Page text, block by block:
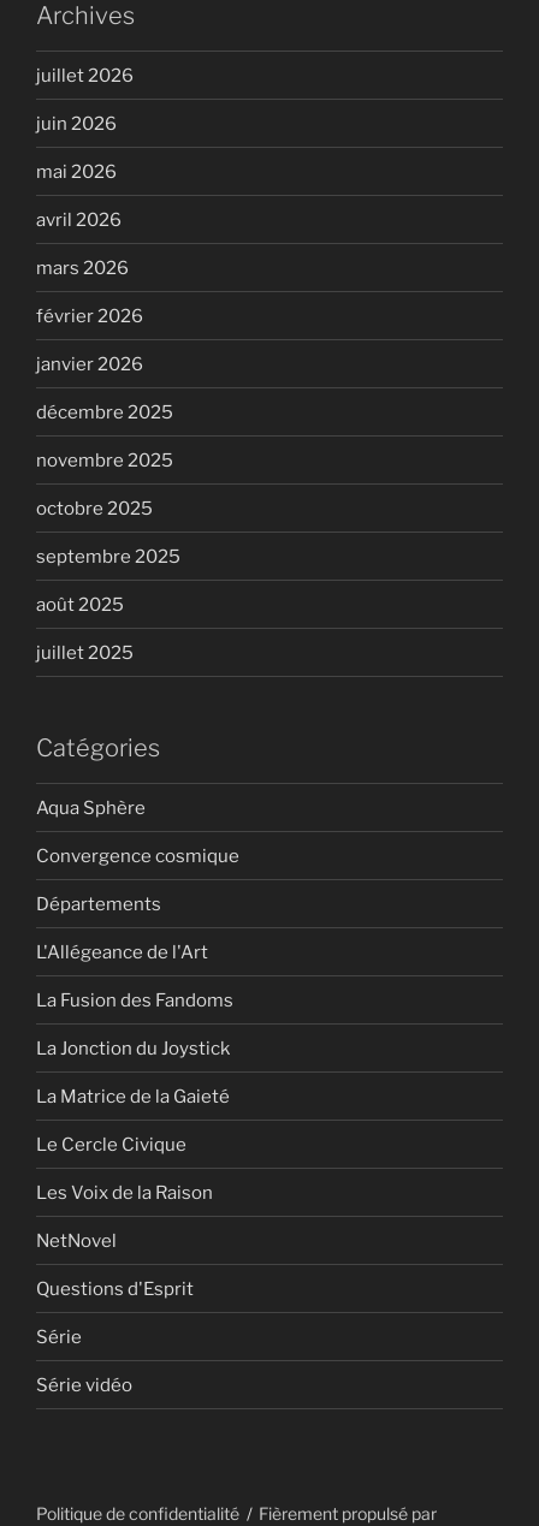
Archives
juillet 2026
juin 2026
mai 2026
avril 2026
mars 2026
février 2026
janvier 2026
décembre 2025
novembre 2025
octobre 2025
septembre 2025
août 2025
juillet 2025
Catégories
Aqua Sphère
Convergence cosmique
Départements
L'Allégeance de l'Art
La Fusion des Fandoms
La Jonction du Joystick
La Matrice de la Gaieté
Le Cercle Civique
Les Voix de la Raison
NetNovel
Questions d'Esprit
Série
Série vidéo
Politique de confidentialité Fièrement propulsé par